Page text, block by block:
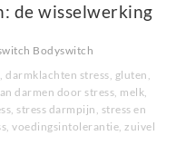
de wisselwerking
Bodyswitch
,darmklachten stress, gluten ,
darmen door stress, melk,
, stress darmpijn , stress en
,voedingsintolerantie,zuivel